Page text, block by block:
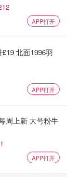
APP打开
北面1996羽
APP打开
周上新 大号粉牛
APP打开